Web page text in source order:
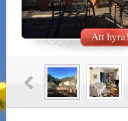
Att